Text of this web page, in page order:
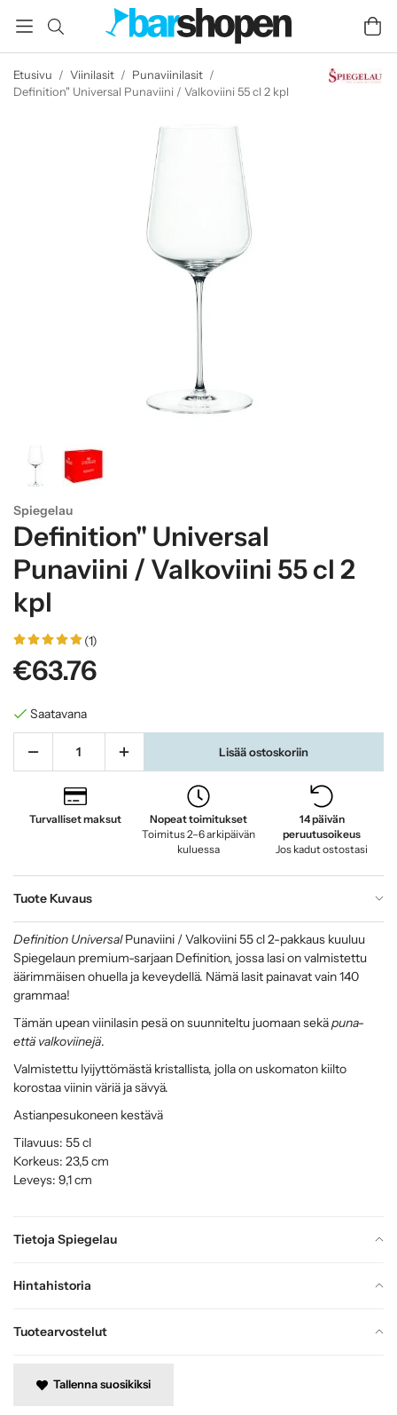
Etusivu / Viinilasit / Punaviinilasit /
Definition" Universal Punaviini / Valkoviini 55 cl 2 kpl
Spiegelau
Definition" Universal
Punaviini / Valkoviini 55 cl 2
kpl
(1)
€63.76
Saatavana
Lisää ostoskoriin
Turvalliset maksut
Nopeat toimitukset
Toimitus 2–6 arkipäivän
kuluessa
14 päivän
peruutusoikeus
Jos kadut ostostasi
Tuote Kuvaus
Tietoja Spiegelau
Hintahistoria
Tuotearvostelut
Definition UniversalPunaviini / Valkoviini 55 cl 2-pakkaus kuuluu
Spiegelaun premium-sarjaan Definition, jossa lasi on valmistettu
äärimmäisen ohuella ja keveydellä. Nämä lasit painavat vain 140
grammaa!
Tämän upean viinilasin pesä on suunniteltu juomaan sekäpuna-
että valkoviinejä.
Valmistettu lyijyttömästä kristallista, jolla on uskomaton kiilto
korostaa viinin väriä ja sävyä.
Astianpesukoneen kestävä
Tilavuus: 55 cl
Korkeus: 23,5 cm
Leveys: 9,1 cm
Tallenna suosikiksi